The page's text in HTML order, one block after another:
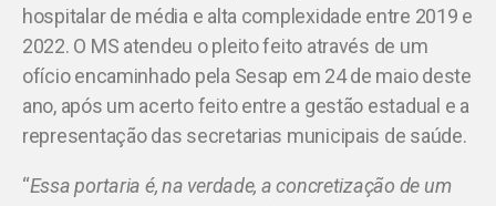
hospitalar de média e alta complexidade entre 2019 e
2022. O MS atendeu o pleito feito através de um
ofício encaminhado pela Sesap em 24 de maio deste
ano, após um acerto feito entre a gestão estadual e a
representação das secretarias municipais de saúde.
“Essa portaria é, na verdade, a concretização de um